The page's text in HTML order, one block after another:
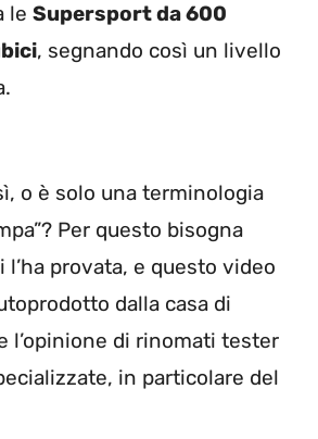
le Supersport da 600
, segnando così un livello
o è solo una terminologia
Per questo bisogna
l’ha provata, e questo video
dalla casa di
l’opinione di rinomati tester
in particolare del